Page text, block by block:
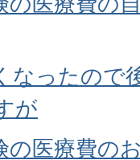
なったので
が
の医療費の